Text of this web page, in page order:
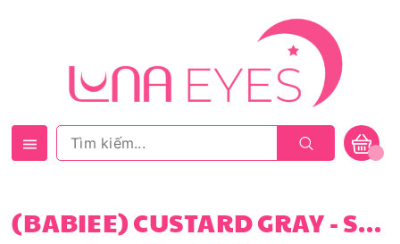
(BABIEE) CUSTARD GRAY - SIZE VỪA